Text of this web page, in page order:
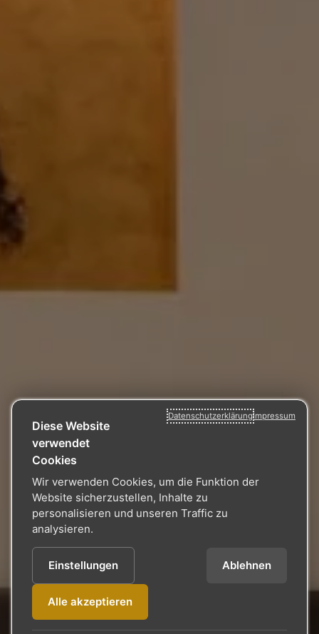
DatenschutzerklärungImpressum
Diese Website
verwendet
Cookies
Wir verwenden Cookies, um die Funktion der
Website sicherzustellen, Inhalte zu
personalisieren und unseren Traffic zu
analysieren.
Einstellungen Ablehnen
Alle akzeptieren